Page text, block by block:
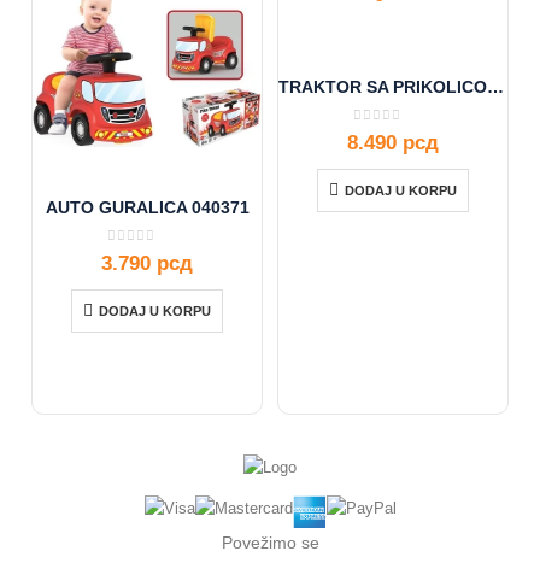
AUTO GURALICA 040371
0 out of 5
3.790 рсд
DODAJ U KORPU
TRAKTOR SA PRIKOLICOM 080486
0 out of 5
8.490 рсд
DODAJ U KORPU
Povežimo se